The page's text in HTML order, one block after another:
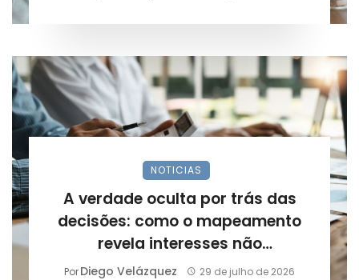
NOTICIAS
A verdade oculta por trás das
decisões: como o mapeamento
revela interesses não
declarados?
PorDiego Velázquez 29 de julho de 2026